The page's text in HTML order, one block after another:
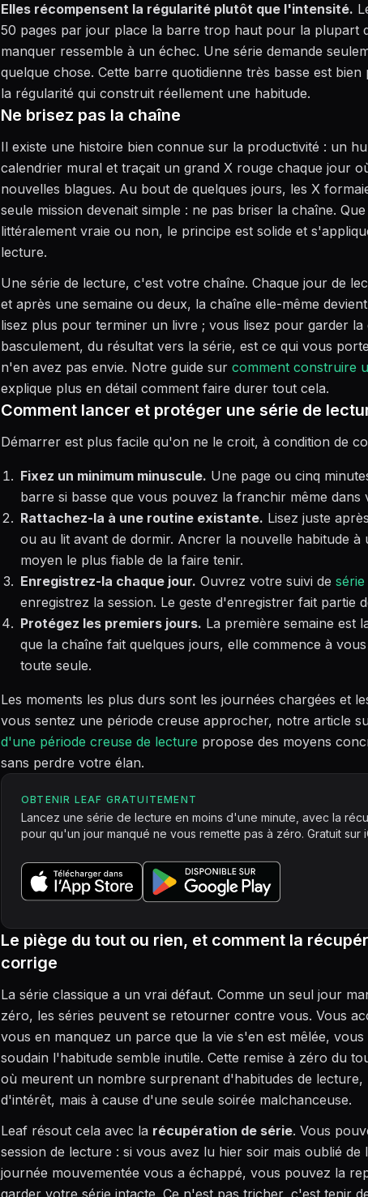
Elles récompensent la régularité plutôt que l'intensité.
50 pages par jour place la barre trop haut pour la plupart
manquer ressemble à un échec. Une série demande
quelque chose. Cette barre quotidienne très basse est
la régularité qui construit réellement une habitude.
Ne brisez pas la chaîne
Il existe une histoire bien connue sur la productivité : un
calendrier mural et traçait un grand X rouge chaque jour
nouvelles blagues. Au bout de quelques jours, les X
seule mission devenait simple : ne pas briser la chaîne.
littéralement vraie ou non, le principe est solide et
lecture.
Une série de lecture, c'est votre chaîne. Chaque jour de
et après une semaine ou deux, la chaîne elle-même
lisez plus pour terminer un livre ; vous lisez pour garder la
basculement, du résultat vers la série, est ce qui vous
n'en avez pas envie. Notre guide sur comment construire
explique plus en détail comment faire durer tout cela.
Comment lancer et protéger une série de
Démarrer est plus facile qu'on ne le croit, à condition de
Fixez un minimum minuscule. Une page ou cinq
barre si basse que vous pouvez la franchir même dans
Rattachez-la à une routine existante. Lisez juste
ou au lit avant de dormir. Ancrer la nouvelle habitude à
moyen le plus fiable de la faire tenir.
Enregistrez-la chaque jour. Ouvrez votre suivi de
enregistrez la session. Le geste d'enregistrer fait partie
Protégez les premiers jours. La première semaine est
que la chaîne fait quelques jours, elle commence à
toute seule.
Les moments les plus durs sont les journées chargées et
vous sentez une période creuse approcher, notre article
d'une période creuse de lecture propose des moyens
sans perdre votre élan.
OBTENIR LEAF GRATUITEMENT
Lancez une série de lecture en moins d'une minute, avec la
pour qu'un jour manqué ne vous remette pas à zéro. Gratuit sur
Le piège du tout ou rien, et comment la
corrige
La série classique a un vrai défaut. Comme un seul jour
zéro, les séries peuvent se retourner contre vous. Vous
vous en manquez un parce que la vie s'en est mêlée,
soudain l'habitude semble inutile. Cette remise à zéro du
où meurent un nombre surprenant d'habitudes de lecture,
d'intérêt, mais à cause d'une seule soirée malchanceuse.
Leaf résout cela avec la récupération de série. Vous
session de lecture : si vous avez lu hier soir mais oublié
journée mouvementée vous a échappé, vous pouvez la
garder votre série intacte. Ce n'est pas tricher, c'est tenir